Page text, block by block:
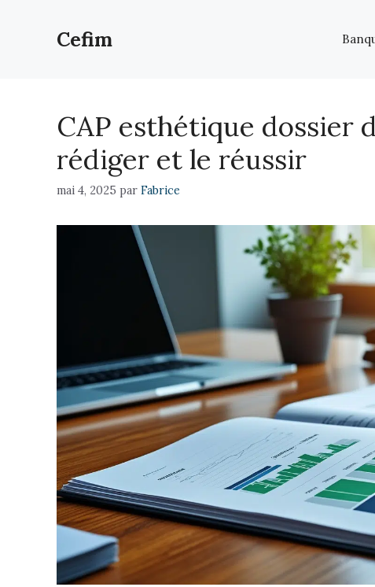
Cefim
CAP esthétique dossier
rédiger et le réussir
mai 4, 2025 par Fabrice